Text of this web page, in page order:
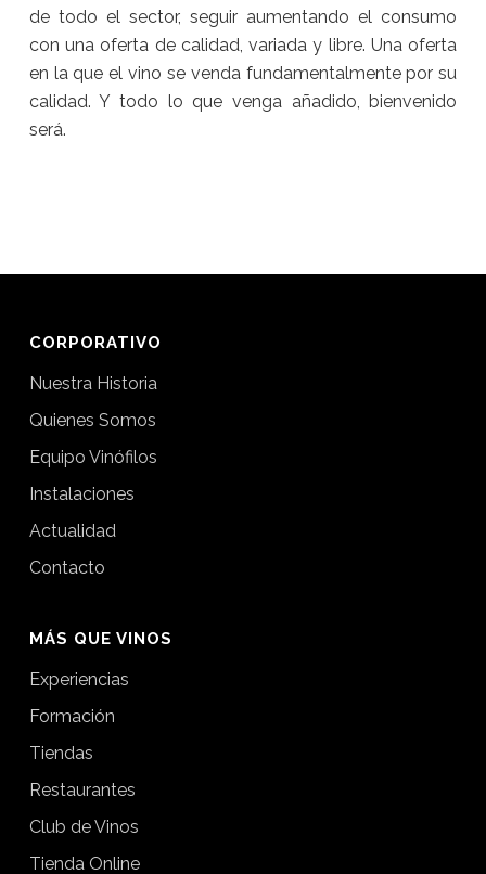
de todo el sector, seguir aumentando el consumo
con una oferta de calidad, variada y libre. Una oferta
en la que el vino se venda fundamentalmente por su
calidad. Y todo lo que venga añadido, bienvenido
será.
CORPORATIVO
Nuestra Historia
Quienes Somos
Equipo Vinófilos
Instalaciones
Actualidad
Contacto
MÁS QUE VINOS
Experiencias
Formación
Tiendas
Restaurantes
Club de Vinos
Tienda Online